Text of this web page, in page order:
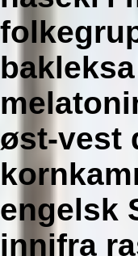
øst-vest
engelsk
innifra